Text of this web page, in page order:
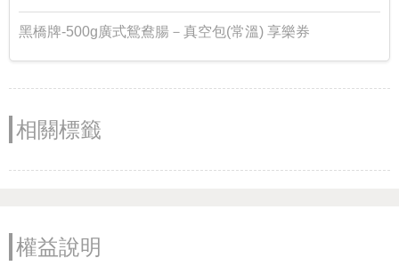
黑橋牌-500g廣式鴛鴦腸－真空包(常溫) 享樂券
相關標籤
權益說明